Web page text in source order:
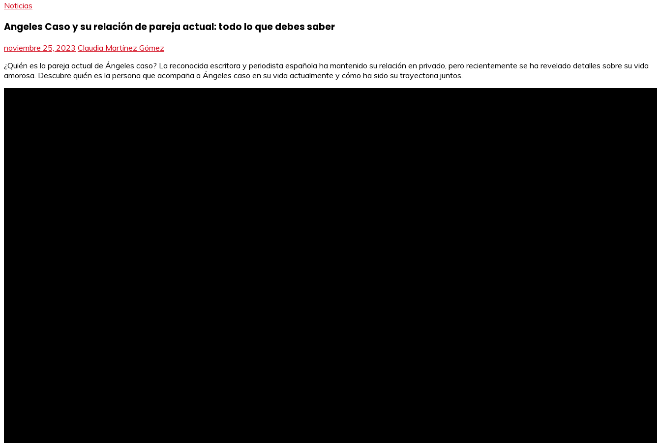
Noticias
Angeles Caso y su relación de pareja actual: todo lo que debes saber
noviembre 25, 2023 Claudia Martínez Gómez
¿Quién es la pareja actual de Ángeles caso? La reconocida escritora y periodista española ha mantenido su relación en privado, pero recientemente se ha revelado detalles sobre su vida
amorosa. Descubre quién es la persona que acompaña a Ángeles caso en su vida actualmente y cómo ha sido su trayectoria juntos.